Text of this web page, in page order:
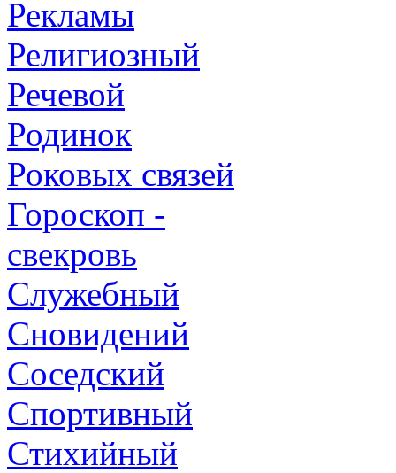
Рекламы
Религиозный
Речевой
Родинок
Роковых связей
Гороскоп -
свекровь
Служебный
Сновидений
Соседский
Спортивный
Стихийный